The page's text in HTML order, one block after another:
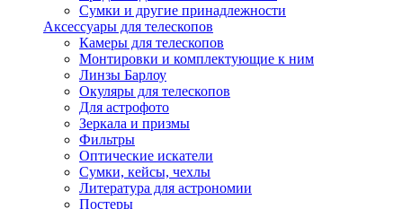
Сумки и другие принадлежности
Аксессуары для телескопов
Камеры для телескопов
Монтировки и комплектующие к ним
Линзы Барлоу
Окуляры для телескопов
Для астрофото
Зеркала и призмы
Фильтры
Оптические искатели
Сумки, кейсы, чехлы
Литература для астрономии
Постеры